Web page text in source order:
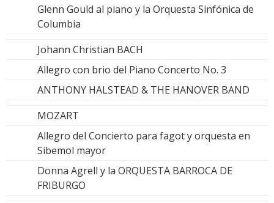
Glenn Gould al piano y la Orquesta Sinfónica de
Columbia
Johann Christian BACH
Allegro con brio del Piano Concerto No. 3
ANTHONY HALSTEAD & THE HANOVER BAND
MOZART
Allegro del Concierto para fagot y orquesta en
Sibemol mayor
Donna Agrell y la ORQUESTA BARROCA DE
FRIBURGO